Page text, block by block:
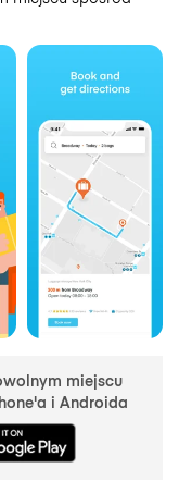
miejscu
i Androida